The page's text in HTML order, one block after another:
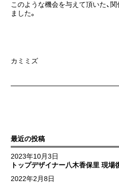
このような機会を与えて頂いた、
ました。
カミミズ
最近の投稿
2023年10月3日
トップデザイナー八木香保里 現場
2022年2月8日